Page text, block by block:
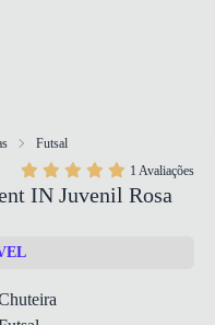
Futsal
1 Avaliações
IN Juvenil Rosa